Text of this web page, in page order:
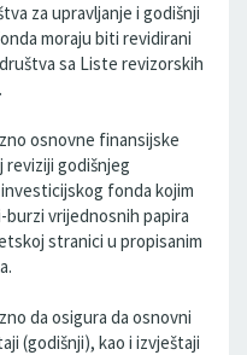
za upravljanje i godišnji
moraju biti revidirani
sa Liste revizorskih
osnovne finansijske
reviziji godišnjeg
fonda kojim
vrijednosnih papira
stranici u propisanim
da osigura da osnovni
(godišnji), kao i izvještaji